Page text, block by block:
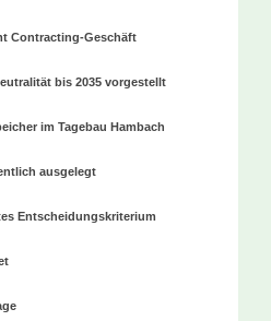
Contracting-Geschäft
bis 2035 vorgestellt
im Tagebau Hambach
ausgelegt
Entscheidungskriterium